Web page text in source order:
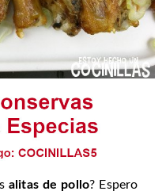
alitas de pollo? Espero